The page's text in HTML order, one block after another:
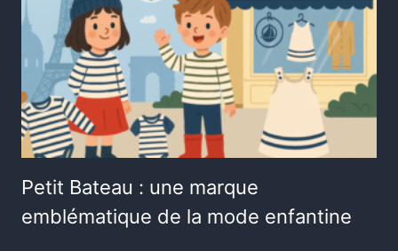
Petit Bateau : une marque
emblématique de la mode enfantine